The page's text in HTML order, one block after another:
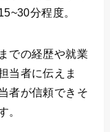
分程度。
での経歴や就業
当者に伝えま
者が信頼できそ
。